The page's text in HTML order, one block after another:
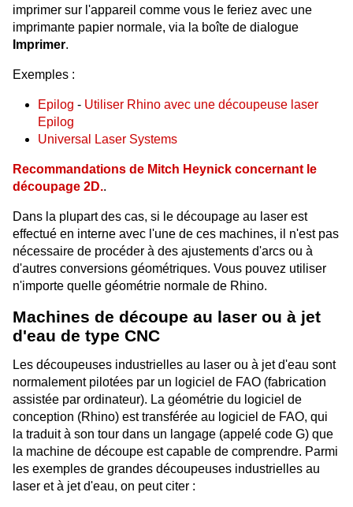
imprimer sur l'appareil comme vous le feriez avec une
imprimante papier normale, via la boîte de dialogue
Imprimer.
Exemples :
Epilog - Utiliser Rhino avec une découpeuse laser
Epilog
Universal Laser Systems
Recommandations de Mitch Heynick concernant le
découpage 2D..
Dans la plupart des cas, si le découpage au laser est
effectué en interne avec l'une de ces machines, il n'est pas
nécessaire de procéder à des ajustements d'arcs ou à
d'autres conversions géométriques. Vous pouvez utiliser
n'importe quelle géométrie normale de Rhino.
Machines de découpe au laser ou à jet
d'eau de type CNC
Les découpeuses industrielles au laser ou à jet d'eau sont
normalement pilotées par un logiciel de FAO (fabrication
assistée par ordinateur). La géométrie du logiciel de
conception (Rhino) est transférée au logiciel de FAO, qui
la traduit à son tour dans un langage (appelé code G) que
la machine de découpe est capable de comprendre. Parmi
les exemples de grandes découpeuses industrielles au
laser et à jet d'eau, on peut citer :